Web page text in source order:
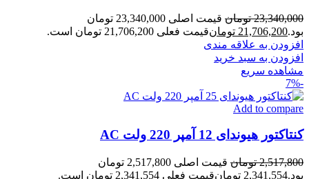
23,340,000 تومان
قیمت اصلی 23,340,000 تومان
بود.21,706,200 تومانقیمت فعلی 21,706,200 تومان است.
افزودن به علاقه مندی
افزودن به سبد خرید
مشاهده سریع
-7%
Add to compare
کنتاکتور هیوندای 12 آمپر 220 ولت AC
2,517,800 تومان
قیمت اصلی 2,517,800 تومان
بود.2,341,554 تومانقیمت فعلی 2,341,554 تومان است.